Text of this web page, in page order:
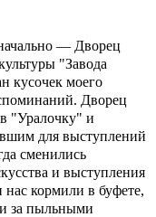
— Дворец
"Завода
кусочек моего
Дворец
"Уралочку" и
для выступлений
сменились
и выступления
кормили в буфете,
за пыльными